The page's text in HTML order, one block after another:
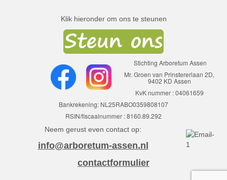
Klik hieronder om ons te steunen
Stichting Arboretum Assen
Mr. Groen van Prinstererlaan 2D,
9402 KD Assen
KvK nummer : 04061659
Bankrekening: NL25RABO0359808107
RSIN/fiscaalnummer : 8160.89.292
Neem gerust even contact op:
info@arboretum-assen.nl
contactformulier